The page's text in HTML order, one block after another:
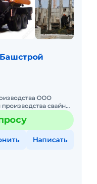
ООО
свайных
для забивки
Написать